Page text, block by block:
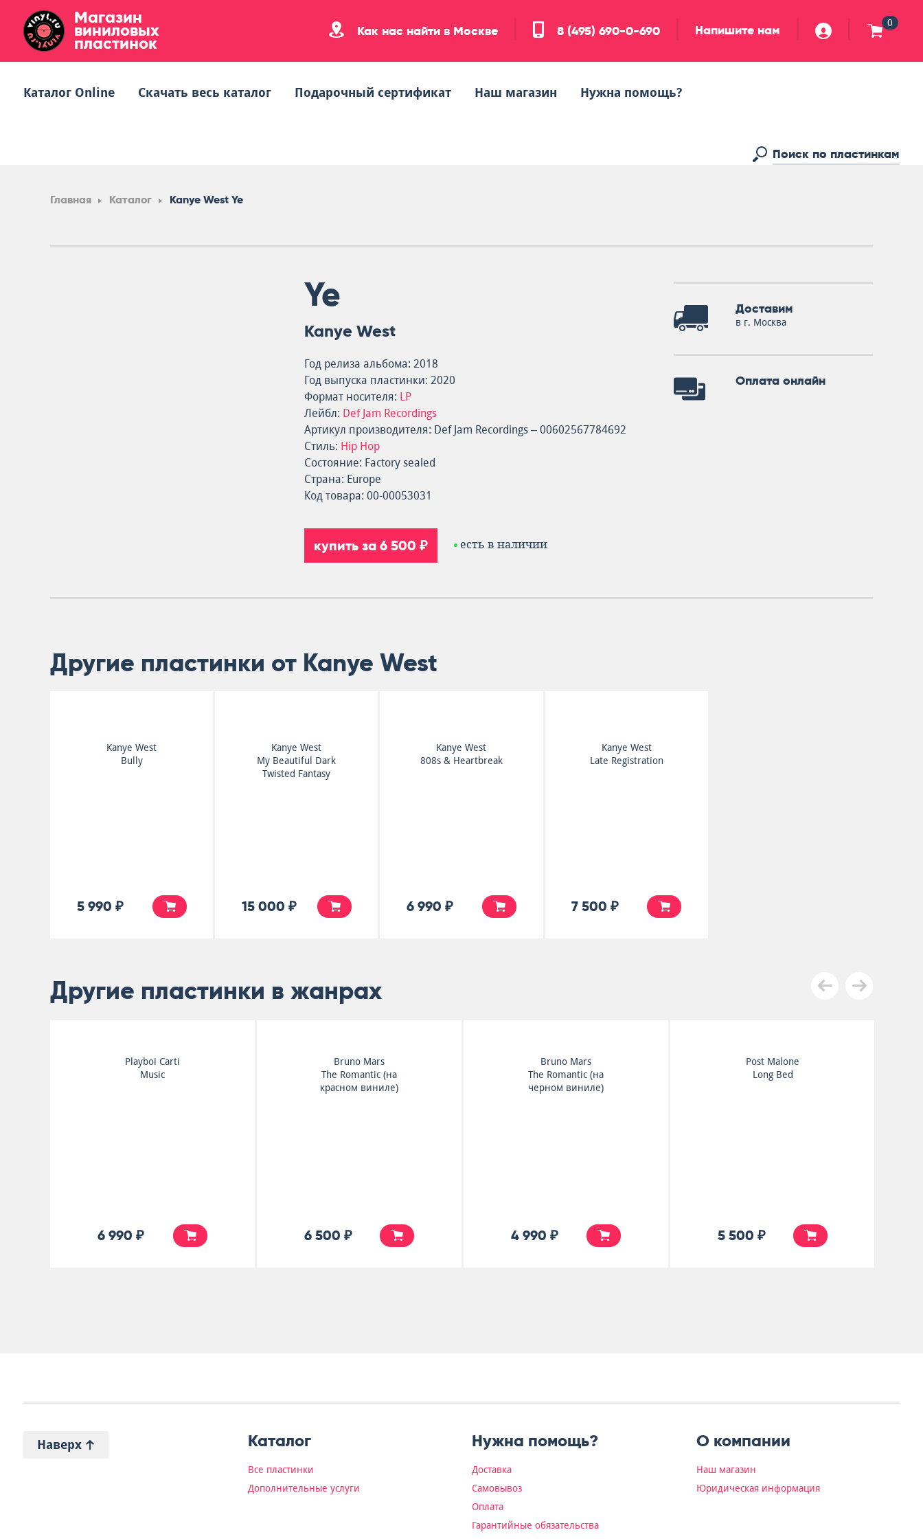
Магазин
виниловых
пластинок
Как нас найти в Москве 8 (495) 690-0-690 Напишите нам 0
Каталог Online Скачать весь каталог Подарочный сертификат Наш магазин Нужна помощь?
Главная Каталог Kanye West Ye
Ye
Kanye West
Год релиза альбома: 2018
Год выпуска пластинки: 2020
Формат носителя: LP
Лейбл: Def Jam Recordings
Артикул производителя: Def Jam Recordings – 00602567784692
Стиль: Hip Hop
Состояние: Factory sealed
Страна: Europe
Код товара: 00-00053031
купить за 6 500 ₽ есть в наличии
Доставим
в г. Москва
Оплата онлайн
Другие пластинки от Kanye West
Kanye West
Bully
5 990 ₽
Kanye West
My Beautiful Dark
Twisted Fantasy
15 000 ₽
Kanye West
808s & Heartbreak
6 990 ₽
Kanye West
Late Registration
7 500 ₽
Другие пластинки в жанрах
Playboi Carti
Music
6 990 ₽
Bruno Mars
The Romantic (на
красном виниле)
6 500 ₽
Bruno Mars
The Romantic (на
черном виниле)
4 990 ₽
Post Malone
Long Bed
5 500 ₽
Наверх Каталог
Все пластинки
Дополнительные услуги
Нужна помощь?
Доставка
Самовывоз
Оплата
Гарантийные обязательства
О компании
Наш магазин
Юридическая информация